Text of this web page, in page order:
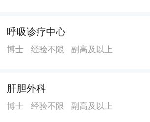
医院)、泌尿外科、儿科、心血管内科
肿瘤科、急诊医学、老年医学科等专业
核、内外科联合诊治骨关节结核、幼儿
Omaya囊植入、含贝哒喹啉方案治疗耐
呼吸诊疗中心
博士 经验不限 副高及以上
肝胆外科
博士 经验不限 副高及以上